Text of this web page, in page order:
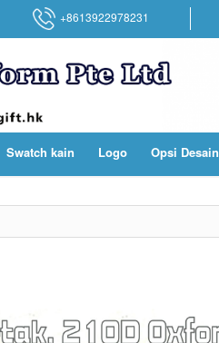
+8613922978231
Swatch kain Logo Opsi Desain